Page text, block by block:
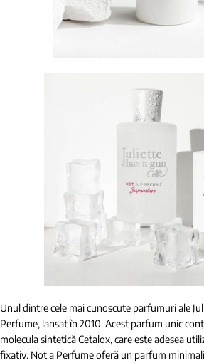
Unul dintre cele mai cunoscute parfumuri ale
Perfume, lansat în 2010. Acest parfum unic
molecula sintetică Cetalox, care este adesea
fixativ. Not a Perfume oferă un parfum